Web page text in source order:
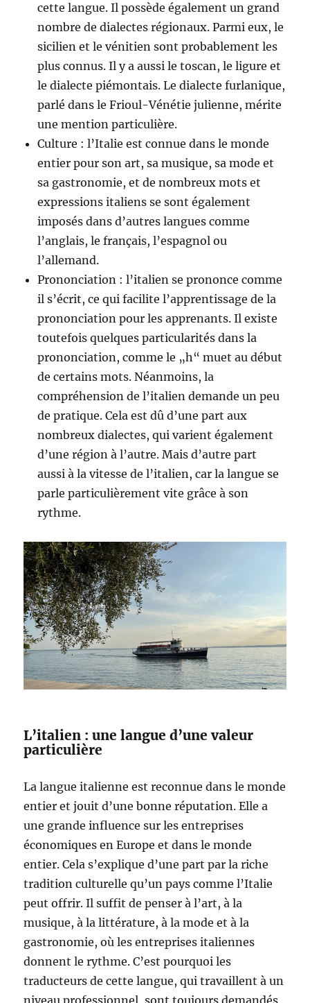
cette langue. Il possède également un grand
nombre de dialectes régionaux. Parmi eux, le
sicilien et le vénitien sont probablement les
plus connus. Il y a aussi le toscan, le ligure et
le dialecte piémontais. Le dialecte furlanique,
parlé dans le Frioul-Vénétie julienne, mérite
une mention particulière.
Culture : l’Italie est connue dans le monde
entier pour son art, sa musique, sa mode et
sa gastronomie, et de nombreux mots et
expressions italiens se sont également
imposés dans d’autres langues comme
l’anglais, le français, l’espagnol ou
l’allemand.
Prononciation : l’italien se prononce comme
il s’écrit, ce qui facilite l’apprentissage de la
prononciation pour les apprenants. Il existe
toutefois quelques particularités dans la
prononciation, comme le „h“ muet au début
de certains mots. Néanmoins, la
compréhension de l’italien demande un peu
de pratique. Cela est dû d’une part aux
nombreux dialectes, qui varient également
d’une région à l’autre. Mais d’autre part
aussi à la vitesse de l’italien, car la langue se
parle particulièrement vite grâce à son
rythme.
L’italien : une langue d’une valeur
particulière
La langue italienne est reconnue dans le monde
entier et jouit d’une bonne réputation. Elle a
une grande influence sur les entreprises
économiques en Europe et dans le monde
entier. Cela s’explique d’une part par la riche
tradition culturelle qu’un pays comme l’Italie
peut offrir. Il suffit de penser à l’art, à la
musique, à la littérature, à la mode et à la
gastronomie, où les entreprises italiennes
donnent le rythme. C’est pourquoi les
traducteurs de cette langue, qui travaillent à un
niveau professionnel, sont toujours demandés